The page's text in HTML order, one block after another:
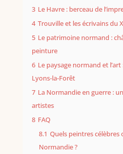
3 Le Havre : berceau de
4 Trouville et les écrivains du
5 Le patrimoine normand :
peinture
6 Le paysage normand et
Lyons-la-Forêt
7 La Normandie en guerre :
artistes
8 FAQ
8.1 Quels peintres célèbres
Normandie ?